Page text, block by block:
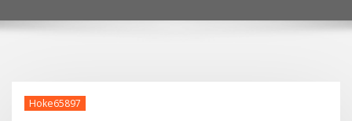
Hoke65897